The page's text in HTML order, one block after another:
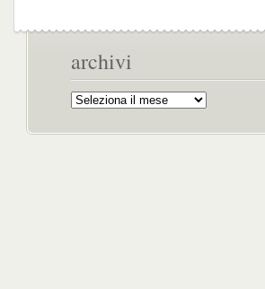
archivi
Archivi